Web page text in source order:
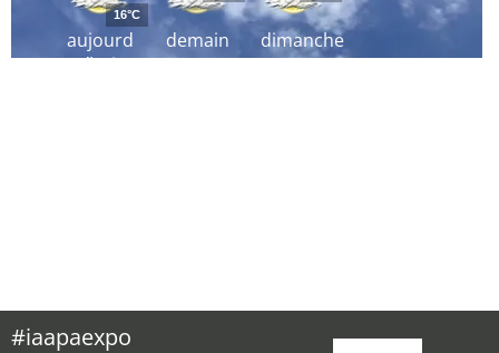
aujourd
´hui
16°C
demain dimanche
#iaapaexpo